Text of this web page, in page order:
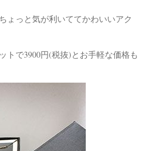
ょっと気が利いててかわいいアク
トで3900円(税抜)とお手軽な価格も